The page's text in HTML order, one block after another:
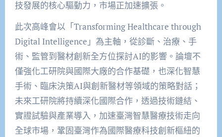
技發展的核心驅動力，市場正加速擴張。
此次高峰會以「Transforming Healthcare through
Digital Intelligence」為主軸，從診斷、治療、手
術、監管到醫材創新全方位探討AI的影響。論壇不
僅強化工研院與國際大廠的合作基礎，也深化智慧
手術、臨床決策AI與創新醫材等領域的策略對話；
未來工研院將持續深化國際合作，透過技術鏈結、
實證試驗與產業導入，加速臺灣智慧醫療技術走向
全球市場，鞏固臺灣作為國際醫療科技創新樞紐的